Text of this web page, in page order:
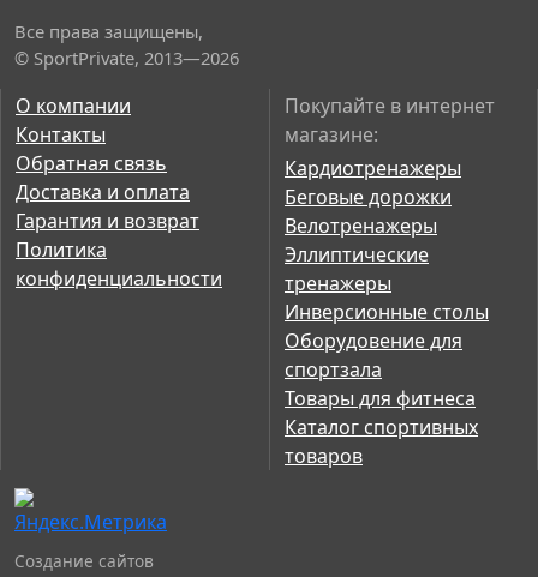
Все права защищены,
© SportPrivate, 2013—2026
О компании
Контакты
Обратная связь
Доставка и оплата
Гарантия и возврат
Политика
конфиденциальности
Покупайте в интернет
магазине:
Кардиотренажеры
Беговые дорожки
Велотренажеры
Эллиптические
тренажеры
Инверсионные столы
Оборудовение для
спортзала
Товары для фитнеса
Каталог спортивных
товаров
Создание сайтов